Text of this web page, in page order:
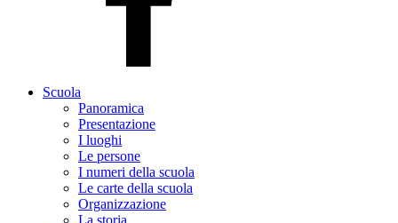
Scuola
Panoramica
Presentazione
I luoghi
Le persone
I numeri della scuola
Le carte della scuola
Organizzazione
La storia